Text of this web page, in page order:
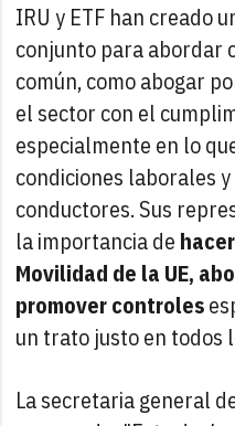
IRU y ETF han creado
conjunto para abordar
común, como abogar
el sector con el
especialmente en lo
condiciones laborales
conductores. Sus
la importancia de
Movilidad de la UE,
promover controles
un trato justo en todos
La secretaria general